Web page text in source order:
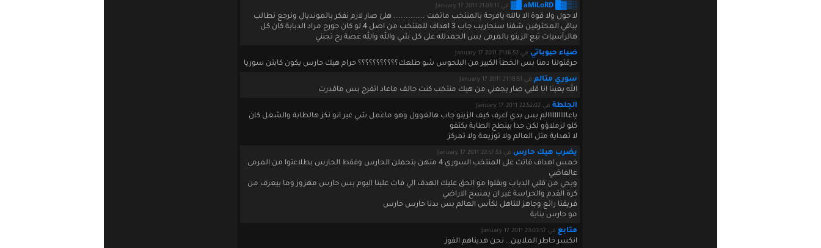
░▒▓█ aMiLoRD █▓
في January 17 2011 21:09:11
لا حول ولا قوة الا بالله يافرحة بالمنتخب ماتمت ............. هلئ صار لازم نفكر بالمونديال ونرجع نطالب
بباقي المحترفين شفنا سنحاريب جاب 3 اهداف للمنتخب من اصل 4 لو كان جورج مراد الدبابة كان كل
هالرأسيات تبع الزينو بالمرمى بس الحمدلله على كل شي والله والله غصة رح تجنني
ضياء حبوباتي في January 17 2011 21:16:52
حرقتولنا دمنا بس الخطأ الكبير من البلحوس شو طلعك؟؟؟؟؟؟؟؟؟؟؟ حرام هيك حارس يكون كابتن سوريا
سوري متالم في January 17 2011 21:18:51
الله يعينا انا قلبي صار يجعني من هيك منتخب كنت حالف ماعاد اتفرج بس ماقدرت
الجلطة في January 17 2011 22:52:02
ياعااااااااااالم بس بدي اعرف كيف الزينو جاب هالغوول وهو ماعمل شي غير انو نكز هالطابة والشغل كان
كلو لزملاؤو لكن حدا بينطح الطابة بكتفو
لا تهداية متل العالم ولا توزيعة ولا تمركز
يضرب هيك حارس في January 17 2011 22:57:53
خمس اهداف فاتت على المنتخب السوري 4 منهن بتحملن الحارس وفقط الحارس بطلاعتوا من المرمى
عالفاضي
وبحي من قلبي الدياب وبقلوا مو الحق عليك الهدف الي فات علينا اليوم بس حارس مهزوز وما بيعرف من
كرة القدم والحراسة غير ان يمسح الاراضي
فريقنا رائع وجاهز للتاهل لكأس العالم بس بدنا حارس حارس
مو حارس بناية
متابع في January 17 2011 23:03:57
انكسر خاطر الملايين.. نحن هديناهم الفوز